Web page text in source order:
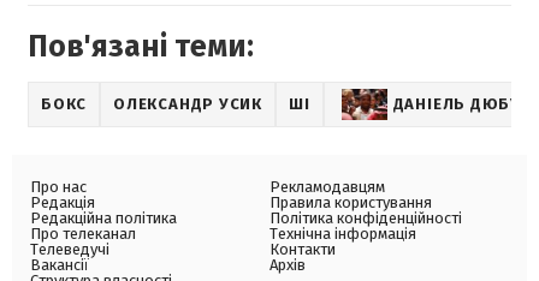
Пов'язані теми:
БОКС ОЛЕКСАНДР УСИК ШІ ДАНІЕЛЬ ДЮБУА
Про нас
Редакція
Редакційна політика
Про телеканал
Телеведучі
Вакансії
Рекламодавцям
Правила користування
Політика конфіденційності
Технічна інформація
Контакти
Архів